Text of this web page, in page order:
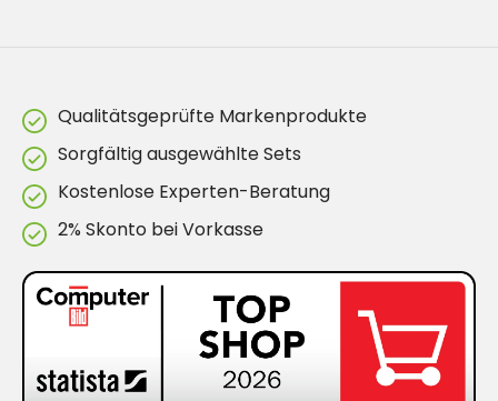
Qualitätsgeprüfte Markenprodukte
Sorgfältig ausgewählte Sets
Kostenlose Experten-Beratung
2% Skonto bei Vorkasse